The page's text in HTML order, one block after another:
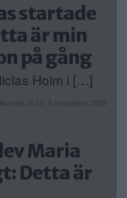
startade
är min
på gång
Holm i […]
16:16, 5 november 2025
Maria
Detta är